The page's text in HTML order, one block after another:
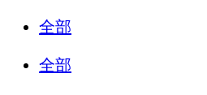
全部
全部